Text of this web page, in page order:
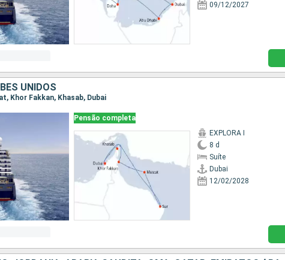
09/12/2027
UNIDOS
Khor Fakkan, Khasab, Dubai
Pensão completa
EXPLORA I
8 d
Suíte
Dubai
12/02/2028